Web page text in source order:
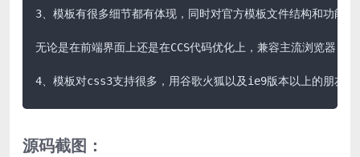
3、模板有很多细节都有体现，同时对官方模板文件结构和功能
无论是在前端界面上还是在CCS代码优化上，兼容主流浏览器
4、模板对css3支持很多，用谷歌火狐以及ie9版本以上的朋友可
源码截图：